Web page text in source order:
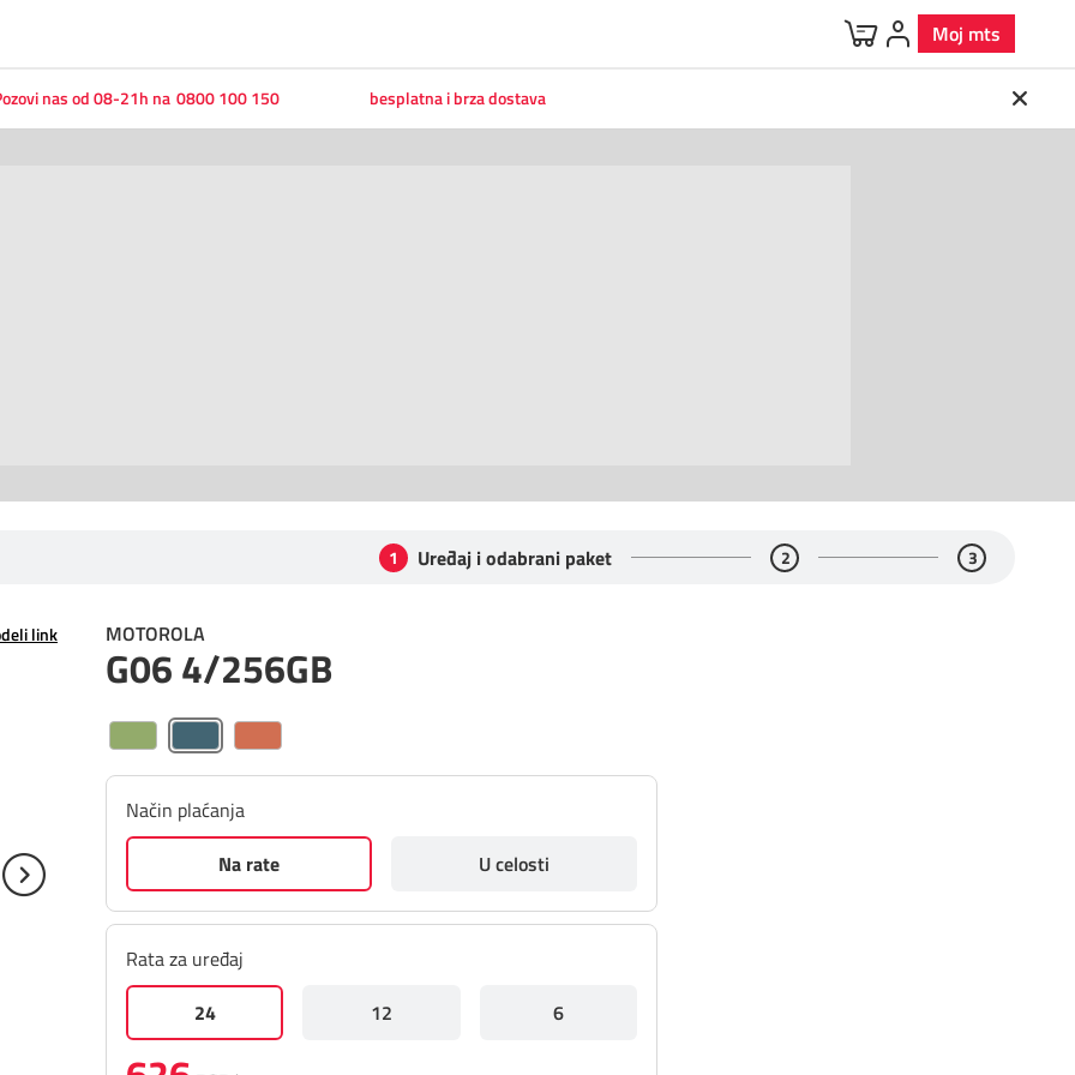
Moj mts
nas od 08-21h na 0800 100 150 besplatna i brza dostava
1 Uređaj i odabrani paket 2 3
link MOTOROLA
G06 4/256GB
Način plaćanja
Na rate
U celosti
Rata za uređaj
24
12 6